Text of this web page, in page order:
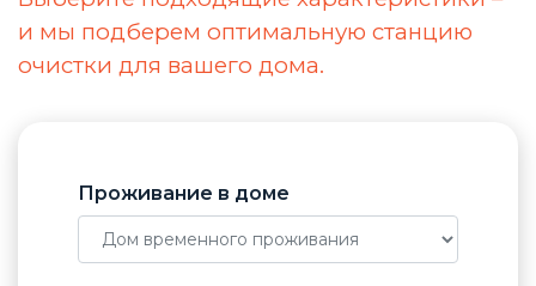
и мы подберем оптимальную станцию
очистки для вашего дома.
Проживание в доме